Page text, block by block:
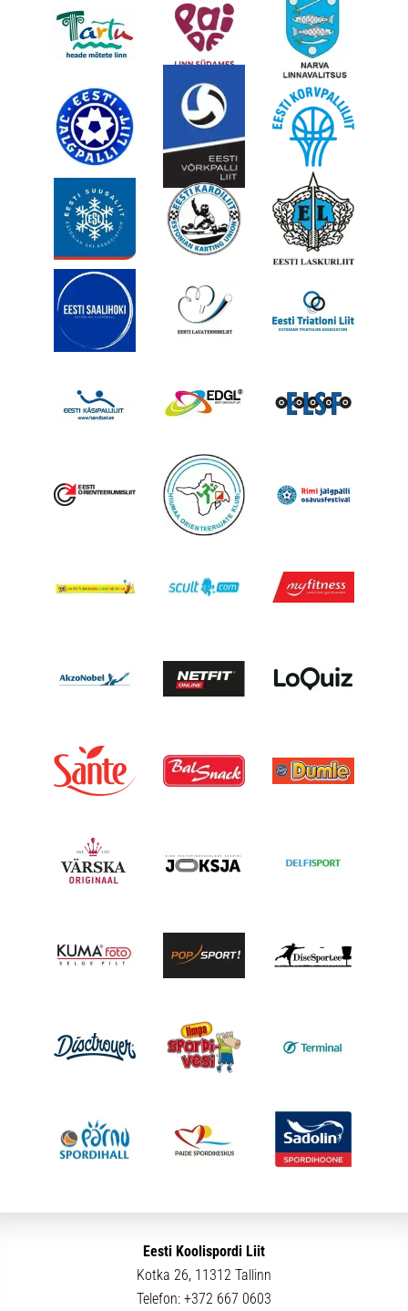
Eesti Koolispordi Liit
Kotka 26, 11312 Tallinn
Telefon: +372 667 0603